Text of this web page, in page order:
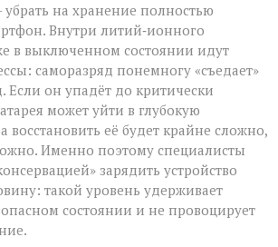
на хранение полностью
Внутри литий‑ионного
в выключенном состоянии идут
саморазряд понемногу «съедает»
Если он упадёт до критически
может уйти в глубокую
восстановить её будет крайне сложно,
Именно поэтому специалисты
зарядить устройство
такой уровень удерживает
состоянии и не провоцирует